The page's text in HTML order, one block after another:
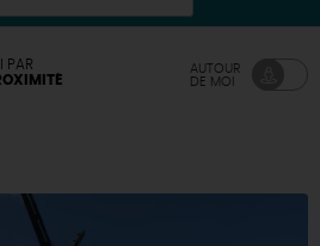
PAR
AUTOUR
DE MOI